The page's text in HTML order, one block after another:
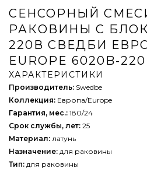
СЕНСОРНЫЙ
РАКОВИНЫ С
220В СВЕДБИ
EUROPE 6020B-220
ХАРАКТЕРИСТИКИ
Производитель: Swedbe
Коллекция: Европа/Europe
Гарантия, мес.: 180/24
Срок службы, лет: 25
Материал: латунь
Назначение: для раковины
Тип: для раковины